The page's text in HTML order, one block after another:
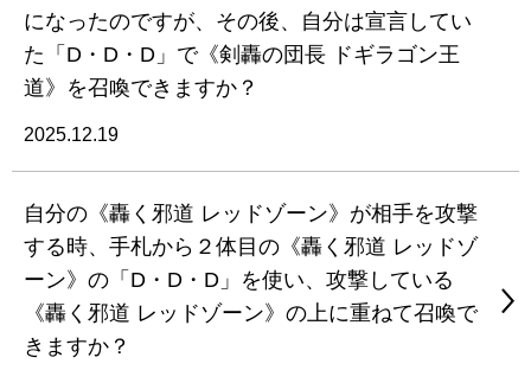
になったのですが、その後、自分は宣言してい
た「D・D・D」で《剣轟の団長 ドギラゴン王
道》を召喚できますか？
2025.12.19
自分の《轟く邪道 レッドゾーン》が相手を攻撃
する時、手札から２体目の《轟く邪道 レッドゾ
ーン》の「D・D・D」を使い、攻撃している
《轟く邪道 レッドゾーン》の上に重ねて召喚で
きますか？